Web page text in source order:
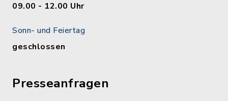
09.00 - 12.00 Uhr
Sonn- und Feiertag
geschlossen
Presseanfragen